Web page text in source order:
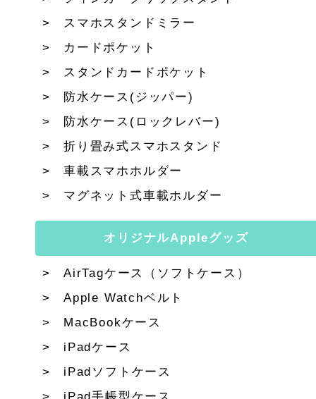
スマホスタンドミラー
カードポケット
スタンドカードポケット
防水ケース(ジッパー)
防水ケース(ロックレバー)
折り畳み式スマホスタンド
車載スマホホルダー
マグネット式車載ホルダー
オリジナルAppleグッズ
AirTagケース（ソフトケース）
Apple Watchベルト
MacBookケース
iPadケース
iPadソフトケース